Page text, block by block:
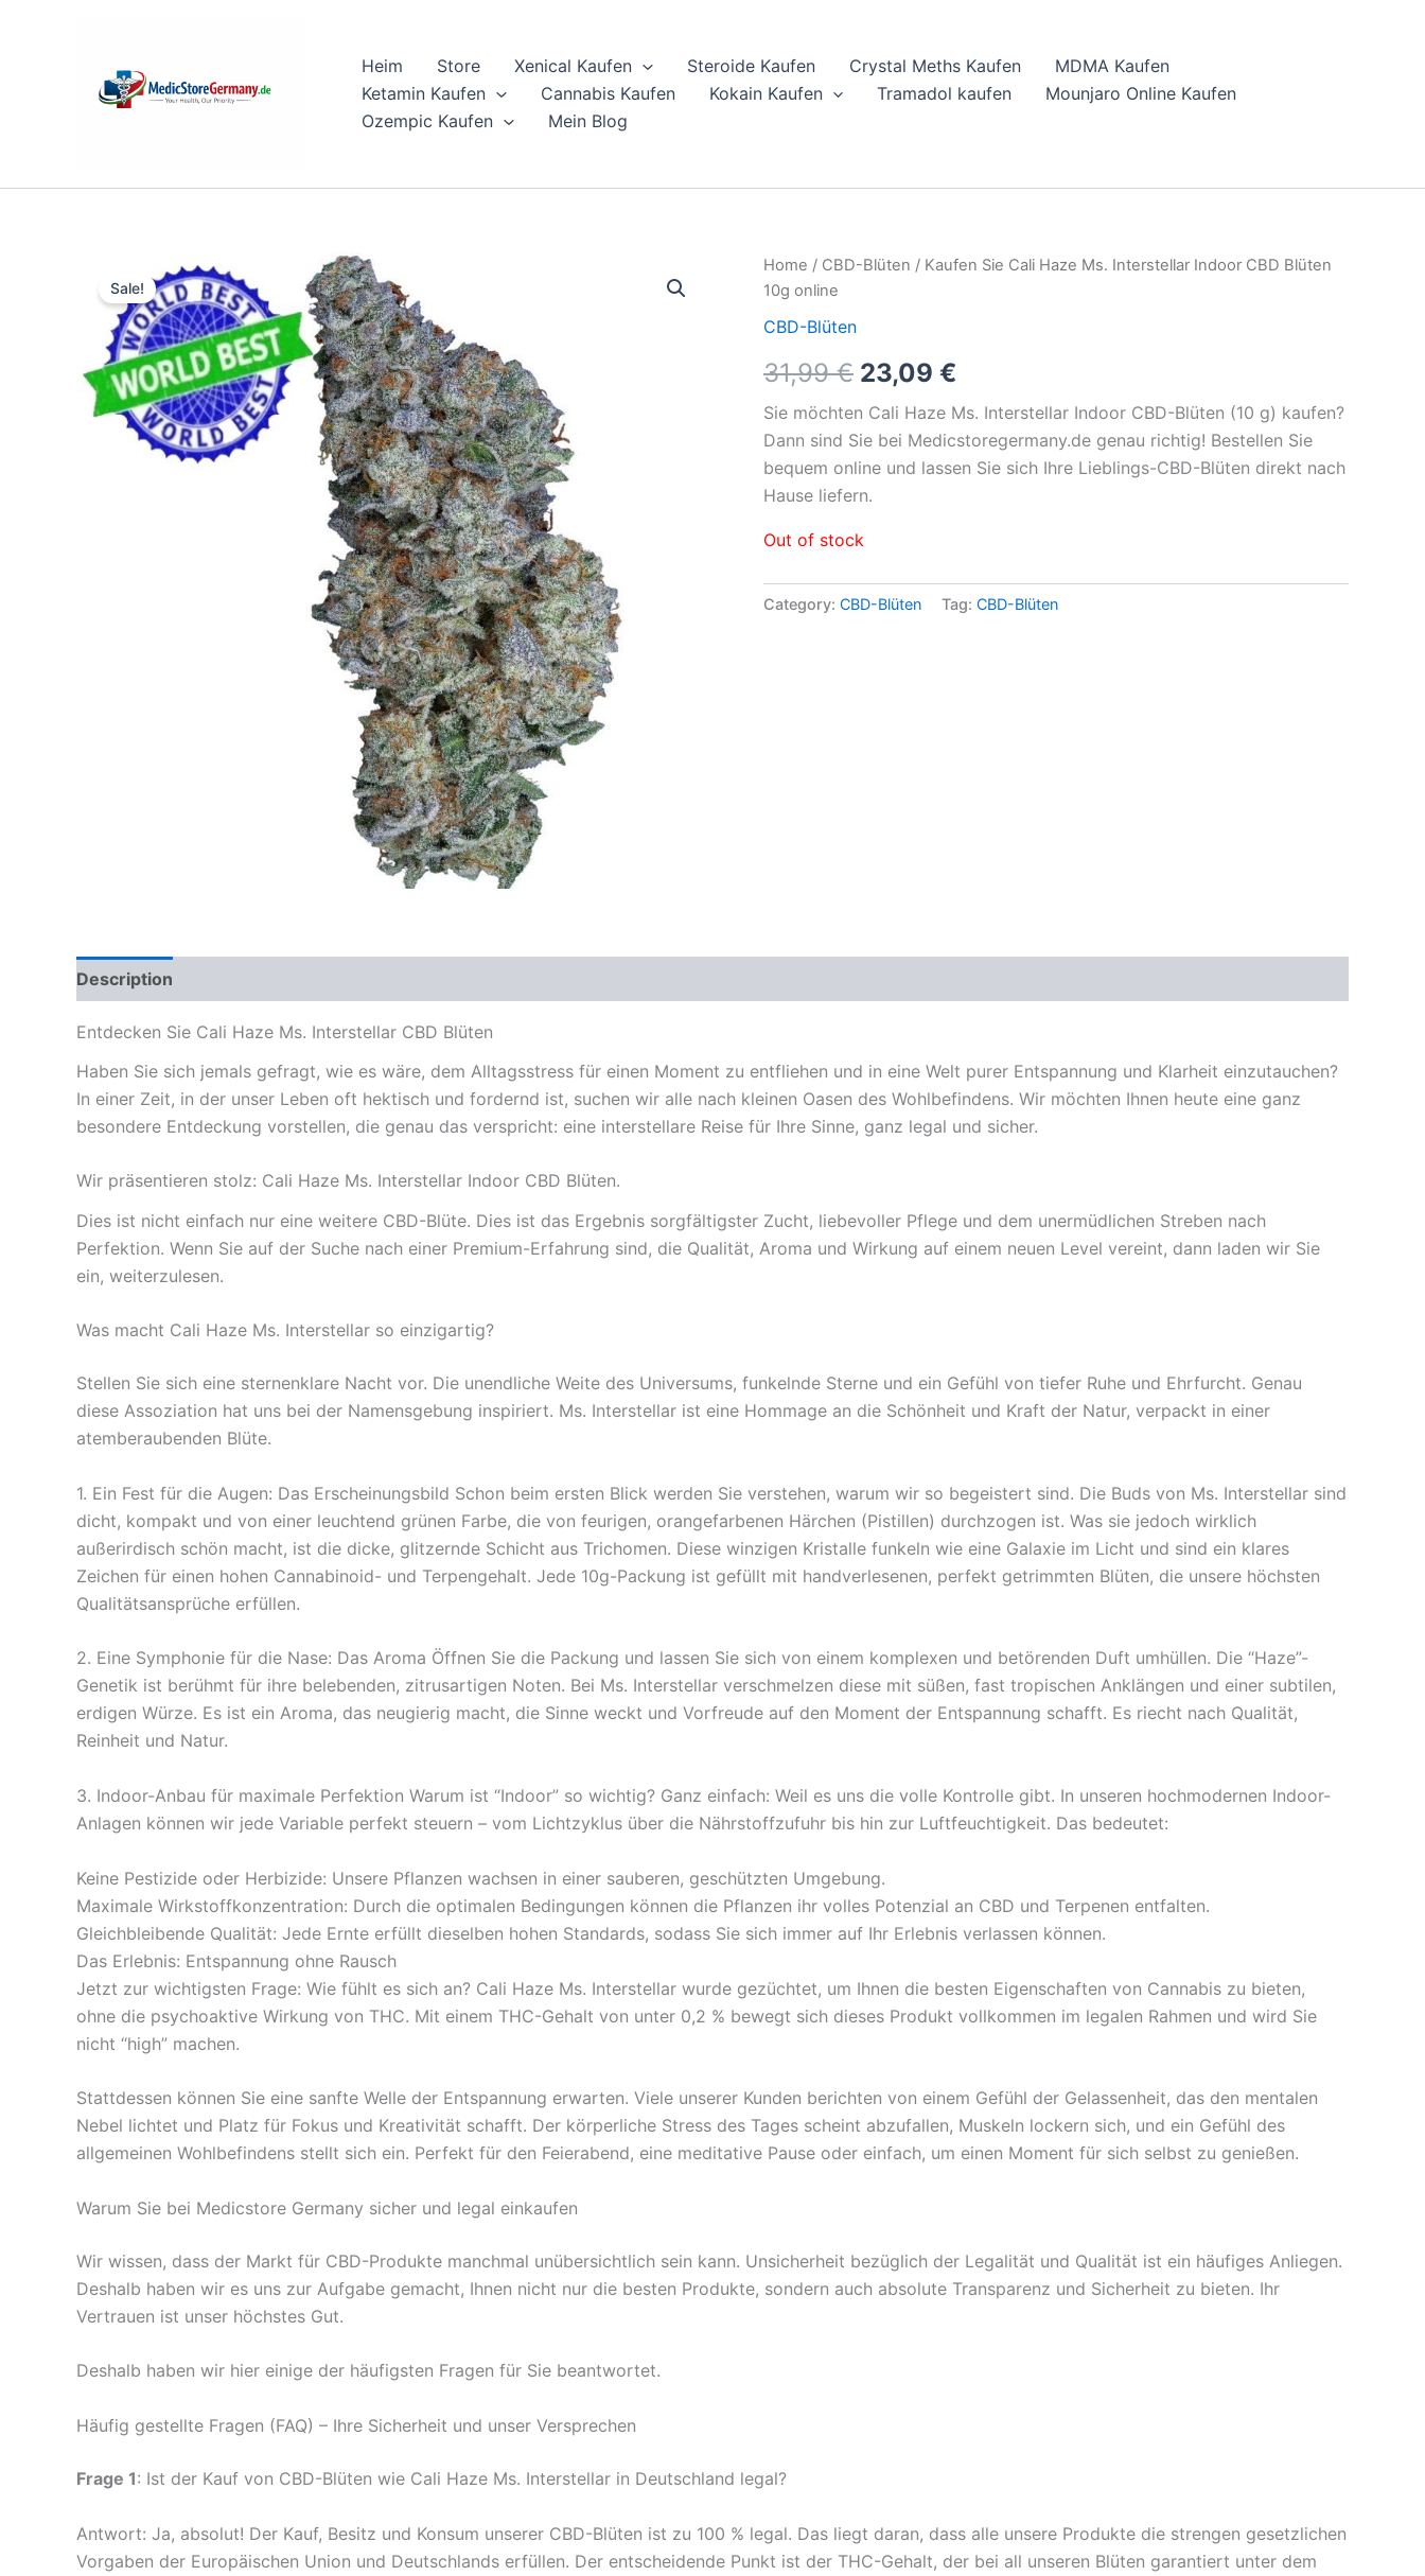
Heim Store Xenical Kaufen Steroide Kaufen Crystal Meths Kaufen
MDMA Kaufen
Ketamin Kaufen
Cannabis Kaufen Kokain Kaufen Tramadol kaufen
Mounjaro Online Kaufen
Ozempic Kaufen
Mein Blog
Sale!
Home / CBD-Blüten / Kaufen Sie Cali Haze Ms. Interstellar Indoor CBD Blüten
10g online
CBD-Blüten
31,99€
Original
31,99 €.
23,09 €
Current
Sie möchten Cali Haze Ms. Interstellar Indoor CBD-Blüten (10 g) kaufen?
Dann sind Sie bei Medicstoregermany.de genau richtig! Bestellen Sie
bequem online und lassen Sie sich Ihre Lieblings-CBD-Blüten direkt nach
Hause liefern.
Out of stock
Category: CBD-Blüten Tag: CBD-Blüten
Description
Entdecken Sie Cali Haze Ms. Interstellar CBD Blüten
Haben Sie sich jemals gefragt, wie es wäre, dem Alltagsstress für einen Moment zu entfliehen und in eine Welt purer Entspannung und Klarheit einzutauchen?
In einer Zeit, in der unser Leben oft hektisch und fordernd ist, suchen wir alle nach kleinen Oasen des Wohlbefindens. Wir möchten Ihnen heute eine ganz
besondere Entdeckung vorstellen, die genau das verspricht: eine interstellare Reise für Ihre Sinne, ganz legal und sicher.
Wir präsentieren stolz: Cali Haze Ms. Interstellar Indoor CBD Blüten.
Dies ist nicht einfach nur eine weitere CBD-Blüte. Dies ist das Ergebnis sorgfältigster Zucht, liebevoller Pflege und dem unermüdlichen Streben nach
Perfektion. Wenn Sie auf der Suche nach einer Premium-Erfahrung sind, die Qualität, Aroma und Wirkung auf einem neuen Level vereint, dann laden wir Sie
ein, weiterzulesen.
Was macht Cali Haze Ms. Interstellar so einzigartig?
Stellen Sie sich eine sternenklare Nacht vor. Die unendliche Weite des Universums, funkelnde Sterne und ein Gefühl von tiefer Ruhe und Ehrfurcht. Genau
diese Assoziation hat uns bei der Namensgebung inspiriert. Ms. Interstellar ist eine Hommage an die Schönheit und Kraft der Natur, verpackt in einer
atemberaubenden Blüte.
1. Ein Fest für die Augen: Das Erscheinungsbild Schon beim ersten Blick werden Sie verstehen, warum wir so begeistert sind. Die Buds von Ms. Interstellar sind
dicht, kompakt und von einer leuchtend grünen Farbe, die von feurigen, orangefarbenen Härchen (Pistillen) durchzogen ist. Was sie jedoch wirklich
außerirdisch schön macht, ist die dicke, glitzernde Schicht aus Trichomen. Diese winzigen Kristalle funkeln wie eine Galaxie im Licht und sind ein klares
Zeichen für einen hohen Cannabinoid- und Terpengehalt. Jede 10g-Packung ist gefüllt mit handverlesenen, perfekt getrimmten Blüten, die unsere höchsten
Qualitätsansprüche erfüllen.
2. Eine Symphonie für die Nase: Das Aroma Öffnen Sie die Packung und lassen Sie sich von einem komplexen und betörenden Duft umhüllen. Die “Haze”-
Genetik ist berühmt für ihre belebenden, zitrusartigen Noten. Bei Ms. Interstellar verschmelzen diese mit süßen, fast tropischen Anklängen und einer subtilen,
erdigen Würze. Es ist ein Aroma, das neugierig macht, die Sinne weckt und Vorfreude auf den Moment der Entspannung schafft. Es riecht nach Qualität,
Reinheit und Natur.
3. Indoor-Anbau für maximale Perfektion Warum ist “Indoor” so wichtig? Ganz einfach: Weil es uns die volle Kontrolle gibt. In unseren hochmodernen Indoor-
Anlagen können wir jede Variable perfekt steuern – vom Lichtzyklus über die Nährstoffzufuhr bis hin zur Luftfeuchtigkeit. Das bedeutet:
Keine Pestizide oder Herbizide: Unsere Pflanzen wachsen in einer sauberen, geschützten Umgebung.
Maximale Wirkstoffkonzentration: Durch die optimalen Bedingungen können die Pflanzen ihr volles Potenzial an CBD und Terpenen entfalten.
Gleichbleibende Qualität: Jede Ernte erfüllt dieselben hohen Standards, sodass Sie sich immer auf Ihr Erlebnis verlassen können.
Das Erlebnis: Entspannung ohne Rausch
Jetzt zur wichtigsten Frage: Wie fühlt es sich an? Cali Haze Ms. Interstellar wurde gezüchtet, um Ihnen die besten Eigenschaften von Cannabis zu bieten,
ohne die psychoaktive Wirkung von THC. Mit einem THC-Gehalt von unter 0,2 % bewegt sich dieses Produkt vollkommen im legalen Rahmen und wird Sie
nicht “high” machen.
Stattdessen können Sie eine sanfte Welle der Entspannung erwarten. Viele unserer Kunden berichten von einem Gefühl der Gelassenheit, das den mentalen
Nebel lichtet und Platz für Fokus und Kreativität schafft. Der körperliche Stress des Tages scheint abzufallen, Muskeln lockern sich, und ein Gefühl des
allgemeinen Wohlbefindens stellt sich ein. Perfekt für den Feierabend, eine meditative Pause oder einfach, um einen Moment für sich selbst zu genießen.
Warum Sie bei Medicstore Germany sicher und legal einkaufen
Wir wissen, dass der Markt für CBD-Produkte manchmal unübersichtlich sein kann. Unsicherheit bezüglich der Legalität und Qualität ist ein häufiges Anliegen.
Deshalb haben wir es uns zur Aufgabe gemacht, Ihnen nicht nur die besten Produkte, sondern auch absolute Transparenz und Sicherheit zu bieten. Ihr
Vertrauen ist unser höchstes Gut.
Deshalb haben wir hier einige der häufigsten Fragen für Sie beantwortet.
Häufig gestellte Fragen (FAQ) – Ihre Sicherheit und unser Versprechen
Frage 1: Ist der Kauf von CBD-Blüten wie Cali Haze Ms. Interstellar in Deutschland legal?
Antwort: Ja, absolut! Der Kauf, Besitz und Konsum unserer CBD-Blüten ist zu 100 % legal. Das liegt daran, dass alle unsere Produkte die strengen gesetzlichen
Vorgaben der Europäischen Union und Deutschlands erfüllen. Der entscheidende Punkt ist der THC-Gehalt, der bei all unseren Blüten garantiert unter dem